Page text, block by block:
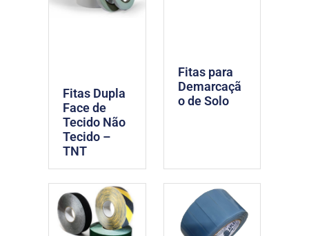
Fitas Dupla
Face de
Tecido Não
Tecido –
TNT
Fitas para
Demarcaçã
o de Solo